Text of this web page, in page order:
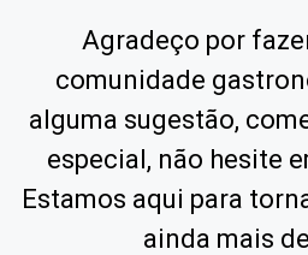
Agradeço por
comunidade
alguma sugestão,
especial, não hesite
Estamos aqui para
ainda mais